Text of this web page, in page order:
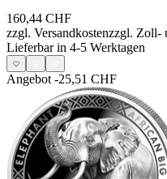
160,44 CHF
zzgl. Versandkostenzzgl. Zoll-
Lieferbar in 4-5 Werktagen
Angebot -25,51 CHF